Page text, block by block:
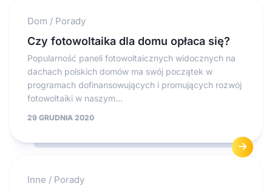
Dom / Porady
Czy fotowoltaika dla domu opłaca się?
Popularność paneli fotowoltaicznych widocznych na
dachach polskich domów ma swój początek w
programach dofinansowujących i promujących rozwój
fotowoltaiki w naszym...
29 GRUDNIA 2020
Inne / Porady